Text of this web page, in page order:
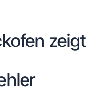
zeigt